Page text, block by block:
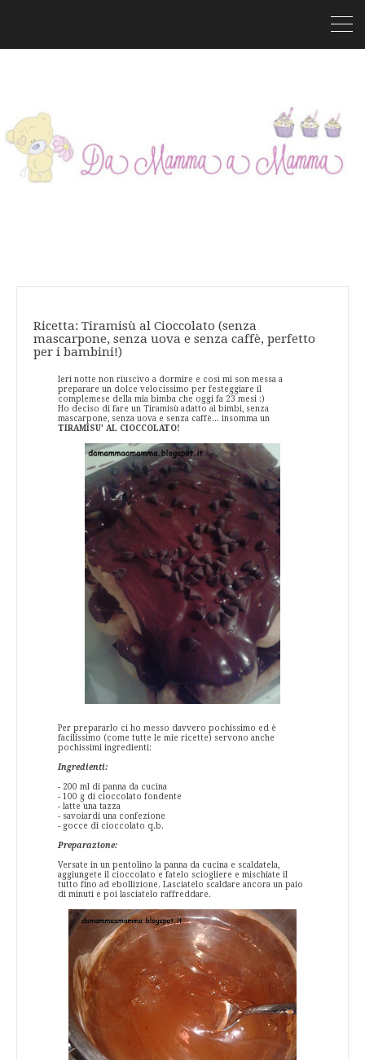
Ricetta: Tiramisù al Cioccolato (senza
mascarpone, senza uova e senza caffè, perfetto
per i bambini!)
Ieri notte non riuscivo a dormire e così mi son messa a
preparare un dolce velocissimo per festeggiare il
complemese della mia bimba che oggi fa 23 mesi :)
Ho deciso di fare un Tiramisù adatto ai bimbi, senza
mascarpone, senza uova e senza caffè... insomma un
TIRAMISU' AL CIOCCOLATO!
Per prepararlo ci ho messo davvero pochissimo ed è
facilissimo (come tutte le mie ricette) servono anche
pochissimi ingredienti:
Ingredienti:
- 200 ml di panna da cucina
- 100 g di cioccolato fondente
- latte una tazza
- savoiardi una confezione
- gocce di cioccolato q.b.
Preparazione:
Versate in un pentolino la panna da cucina e scaldatela,
aggiungete il cioccolato e fatelo sciogliere e mischiate il
tutto fino ad ebollizione. Lasciatelo scaldare ancora un paio
di minuti e poi lasciatelo raffreddare.